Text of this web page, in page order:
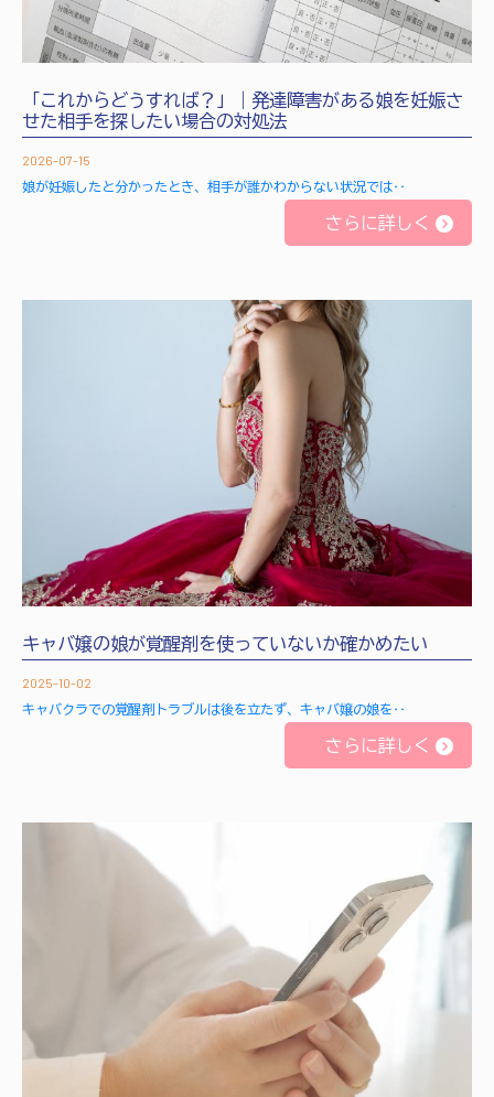
「これからどうすれば？」｜発達障害がある娘を妊娠さ
せた相手を探したい場合の対処法
2026-07-15
娘が妊娠したと分かったとき、相手が誰かわからない状況では‥
さらに詳しく
キャバ嬢の娘が覚醒剤を使っていないか確かめたい
2025-10-02
キャバクラでの覚醒剤トラブルは後を立たず、キャバ嬢の娘を‥
さらに詳しく